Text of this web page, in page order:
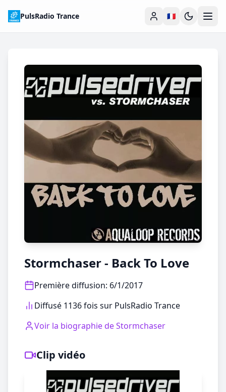
PulsRadio Trance 🇫🇷
Stormchaser - Back To Love
Première diffusion: 6/1/2017
Diffusé 1136 fois sur PulsRadio Trance
Voir la biographie deStormchaser
Clip vidéo